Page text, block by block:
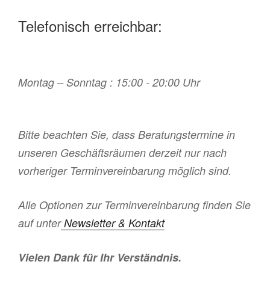
Telefonisch erreichbar:
Montag – Sonntag : 15:00 - 20:00 Uhr
Bitte beachten Sie, dass Beratungstermine in
unseren Geschäftsräumen derzeit nur nach
vorheriger Terminvereinbarung möglich sind.
Alle Optionen zur Terminvereinbarung finden Sie
auf unterNewsletter & Kontakt
Vielen Dank für Ihr Verständnis.